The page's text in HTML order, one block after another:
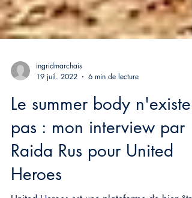
ingridmarchais
19 juil. 2022
6 min de lecture
Le summer body n'existe
pas : mon interview par
Raida Rus pour United